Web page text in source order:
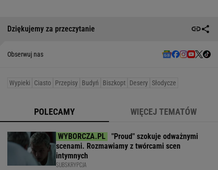
Dziękujemy za przeczytanie
Obserwuj nas
Wypieki Ciasto Przepisy Budyń Biszkopt Desery Słodycze
POLECAMY WIĘCEJ TEMATÓW
"Proud" szokuje odważnymi
scenami. Rozmawiamy z twórcami scen
intymnych
SUBSKRYPCJA